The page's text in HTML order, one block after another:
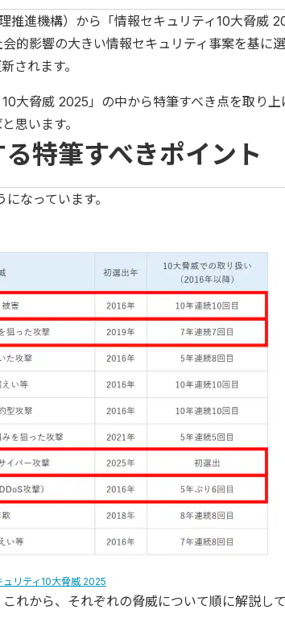
進機構）から「情報セキュリティ10大脅威
的影響の大きい情報セキュリティ事案を基に
されます。
大脅威 2025」の中から特筆すべき点を取り上
思います。
特筆すべきポイント
なっています。
リティ10大脅威 2025
れから、それぞれの脅威について順に解説して